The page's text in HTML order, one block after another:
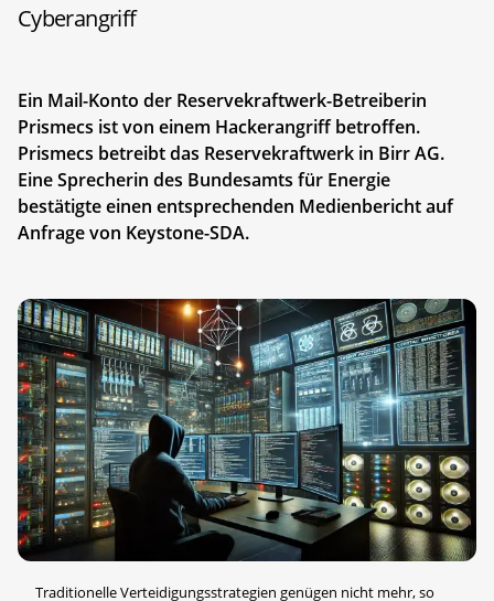
Cyberangriff
Ein Mail-Konto der Reservekraftwerk-Betreiberin
Prismecs ist von einem Hackerangriff betroffen.
Prismecs betreibt das Reservekraftwerk in Birr AG.
Eine Sprecherin des Bundesamts für Energie
bestätigte einen entsprechenden Medienbericht auf
Anfrage von Keystone-SDA.
Traditionelle Verteidigungsstrategien genügen nicht mehr, so